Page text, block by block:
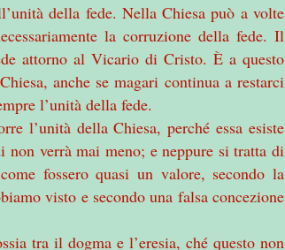
della fede. Nella Chiesa può a volte
la corruzione della fede. Il
attorno al Vicario di Cristo. È a questo
anche se magari continua a restarci
l’unità della fede.
l’unità della Chiesa, perché essa esiste
verrà mai meno; e neppure si tratta di
fossero quasi un valore, secondo la
visto e secondo una falsa concezione
tra il dogma e l’eresia, ché questo non